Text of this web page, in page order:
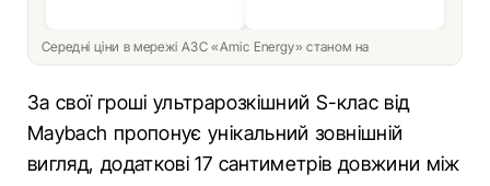
Середні ціни в мережі АЗС «Amic Energy» станом на
За свої гроші ультрарозкішний S-клас від
Maybach пропонує унікальний зовнішній
вигляд, додаткові 17 сантиметрів довжини між